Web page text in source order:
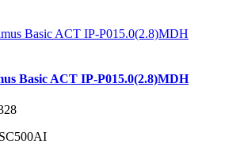
Basic ACT IP-P015.0(2.8)MDH